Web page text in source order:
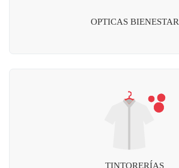
OPTICAS BIENESTAR
TINTORERÍAS